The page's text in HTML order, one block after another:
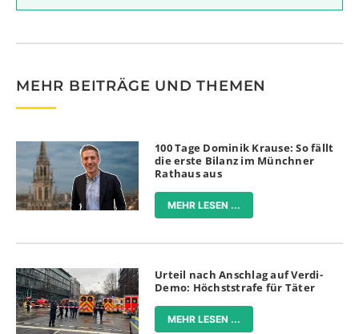
MEHR BEITRÄGE UND THEMEN
100 Tage Dominik Krause: So fällt
die erste Bilanz im Münchner
Rathaus aus
MEHR LESEN ...
Urteil nach Anschlag auf Verdi-
Demo: Höchststrafe für Täter
MEHR LESEN ...